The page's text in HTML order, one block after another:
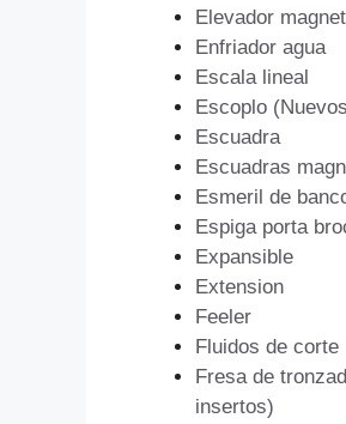
Elevador
Enfriador agua
Escala lineal
Escoplo
Escuadra
Escuadras
Esmeril de
Espiga porta
Expansible
Extension
Feeler
Fluidos de corte
Fresa de
insertos)